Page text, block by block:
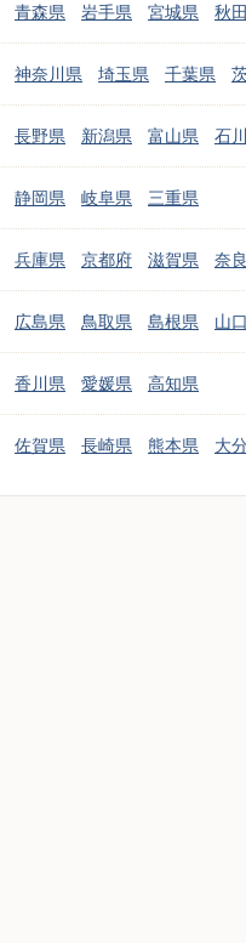
青森県 岩手県 宮城県 秋
神奈川県 埼玉県 千葉県
長野県 新潟県 富山県 石
静岡県 岐阜県 三重県
兵庫県 京都府 滋賀県 奈
広島県 鳥取県 島根県 山
香川県 愛媛県 高知県
佐賀県 長崎県 熊本県 大